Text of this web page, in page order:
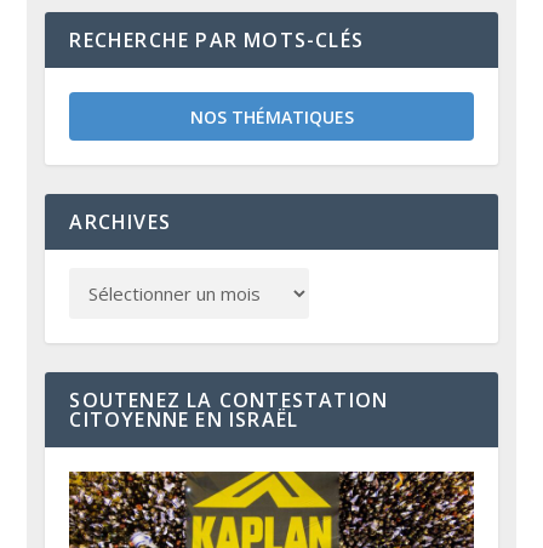
RECHERCHE PAR MOTS-CLÉS
NOS THÉMATIQUES
ARCHIVES
SOUTENEZ LA CONTESTATION
CITOYENNE EN ISRAËL